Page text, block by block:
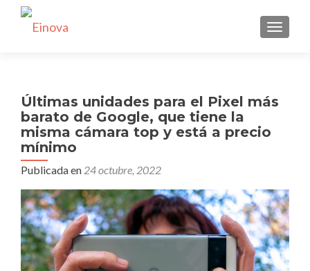
Últimas unidades para el Pixel más
barato de Google, que tiene la
misma cámara top y está a precio
mínimo
Publicada en 24 octubre, 2022